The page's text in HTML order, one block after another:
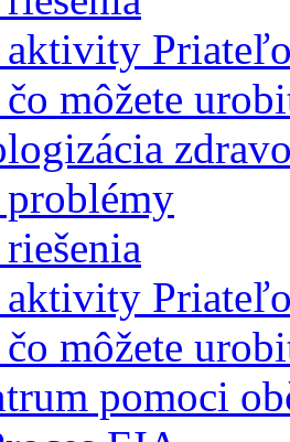
aktivity
čo môžete
problémy
riešenia
aktivity
čo môžete
pomoci